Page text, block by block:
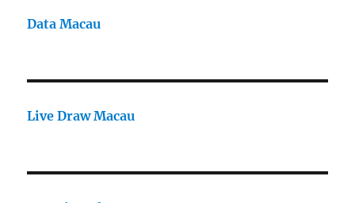
Data Macau
Live Draw Macau